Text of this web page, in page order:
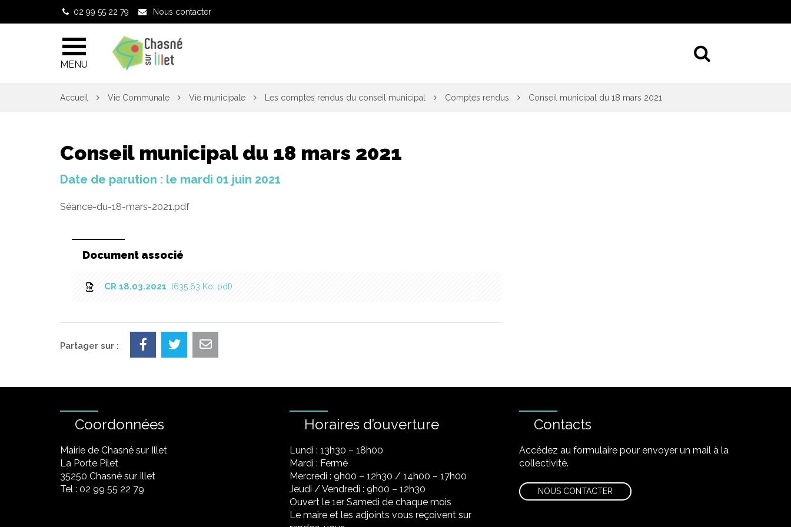
02 99 55 22 79 Nous contacter
MENU
Accueil Vie Communale Vie municipale Les comptes rendus du conseil municipal Comptes rendus Conseil municipal du 18 mars 2021
Conseil municipal du 18 mars 2021
Date de parution : le mardi 01 juin 2021
Séance-du-18-mars-2021.pdf
Document associé
CR 18.03.2021 635,63 Ko, pdf
Partager sur :
Coordonnées
Mairie de Chasné sur Illet
La Porte Pilet
35250 Chasné sur Illet
Tel : 02 99 55 22 79
Horaires d’ouverture
Lundi : 13h30 – 18h00
Mardi : Fermé
Mercredi : 9h00 – 12h30 / 14h00 – 17h00
Jeudi / Vendredi : 9h00 – 12h30
Ouvert le 1er Samedi de chaque mois
Le maire et les adjoints vous reçoivent sur
Contacts
Accédez au formulaire pour envoyer un mail à la
collectivité.
NOUS CONTACTER